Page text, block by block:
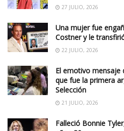
27 JULIO, 2026
Una mujer fue
Costner y le
22 JULIO, 2026
El emotivo mensaje
que fue la primera
Selección
21 JULIO, 2026
Falleció Bonnie